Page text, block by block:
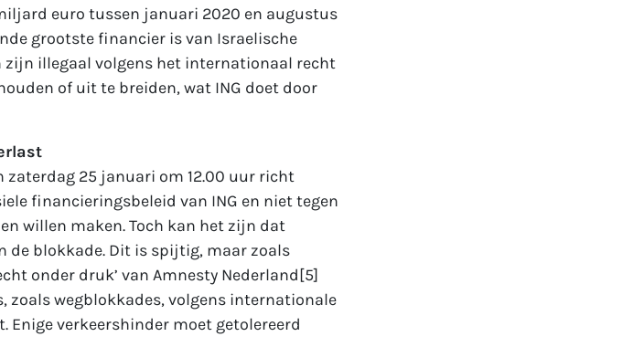
euro tussen januari 2020 en augustus
grootste financier is van Israelische
zijn illegaal volgens het internationaal recht
of uit te breiden, wat ING doet door
zaterdag 25 januari om 12.00 uur richt
financieringsbeleid van ING en niet tegen
willen maken. Toch kan het zijn dat
blokkade. Dit is spijtig, maar zoals
onder druk’ van Amnesty Nederland[5]
zoals wegblokkades, volgens internationale
verkeershinder moet getolereerd